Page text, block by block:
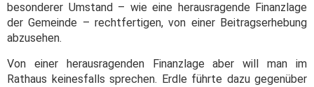
besonderer Umstand – wie eine herausragende Finanzlage
der Gemeinde – rechtfertigen, von einer Beitragserhebung
abzusehen.
Von einer herausragenden Finanzlage aber will man im
Rathaus keinesfalls sprechen. Erdle führte dazu gegenüber